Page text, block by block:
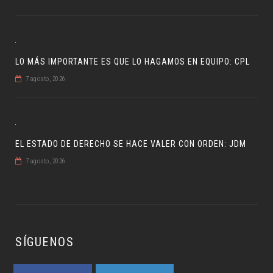
LO MÁS IMPORTANTE ES QUE LO HAGAMOS EN EQUIPO: CPL
7 agosto, 2026
EL ESTADO DE DERECHO SE HACE VALER CON ORDEN: JDM
7 agosto, 2026
SÍGUENOS